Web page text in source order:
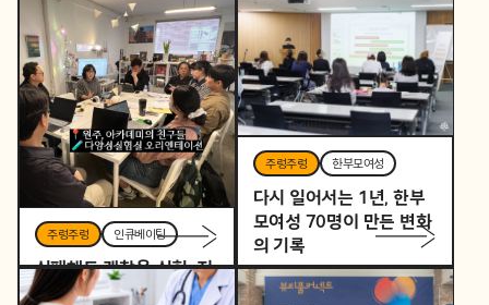
주렁주렁 인큐베이팅
실패해도 괜찮은 실험, 지
역을 바꾸는 작은 시작
주렁주렁 한부모여성
다시 일어서는 1년, 한부
모여성 70명이 만든 변화
의 기록